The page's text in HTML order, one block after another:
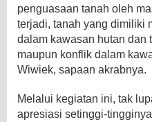
penguasaan tanah oleh
terjadi, tanah yang dimiliki
dalam kawasan hutan dan
maupun konflik dalam
Wiwiek, sapaan akrabnya.
Melalui kegiatan ini, tak
apresiasi setinggi-